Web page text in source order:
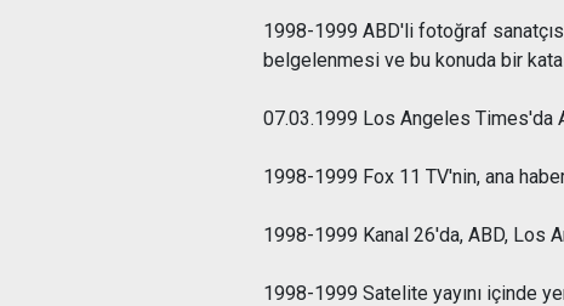
1998-1999 ABD'li fotoğraf
belgelenmesi ve bu konuda bir
07.03.1999 Los Angeles Times'da
1998-1999 Fox 11 TV'nin, ana
1998-1999 Kanal 26'da, ABD, Los
1998-1999 Satelite yayını içinde